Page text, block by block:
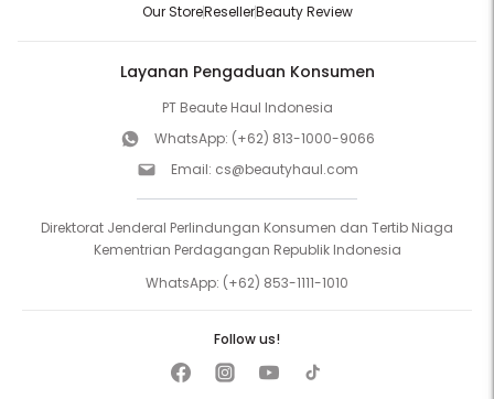
Our StoreResellerBeauty Review
Layanan Pengaduan Konsumen
PT Beaute Haul Indonesia
WhatsApp: (+62) 813-1000-9066
Email: cs@beautyhaul.com
Direktorat Jenderal Perlindungan Konsumen dan Tertib Niaga
Kementrian Perdagangan Republik Indonesia
WhatsApp: (+62) 853-1111-1010
Follow us!